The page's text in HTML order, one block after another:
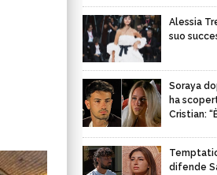
Alessia
suo
Soraya
ha
Cristian:
difende